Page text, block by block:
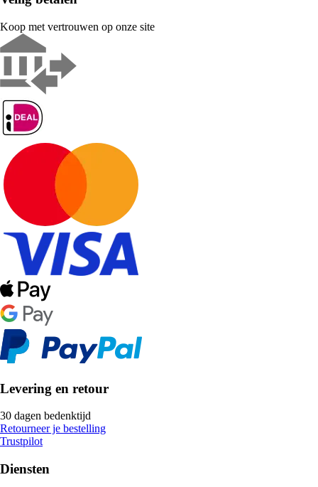
Koop met vertrouwen op onze site
Levering en retour
30 dagen bedenktijd
Retourneer je bestelling
Trustpilot
Diensten